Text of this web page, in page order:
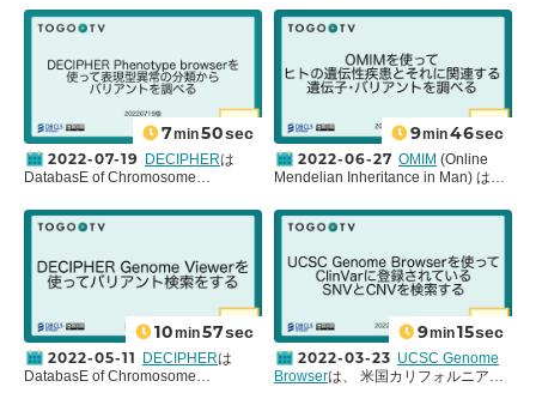
活用することにより既存の手法より
も予測精度が向上しています(
タを掲載 膨大な病原性予測データを
既報の情報とともに検索)。また、
The Genome Aggregation Database
(gnomAD)がバージョン4.0に更新さ
れ、全エクソーム解析を行った個体
数が大幅に増えています。この動画
では､2024年2月に更新された最新版
やデータの見方について紹介します｡
新され、この最新バージョンでは、
「コホート(対象集団)中心」のワー
自のケースセットを構築して分析を
行うことができます。また、新しい
コードの閲覧方法、そして公開デー
タのダウンロード方法について説明
(欧州バイオインフォマティクス研究
所) で開発、維持されている、
るバリアントの影響を予測するツー
ルです。今回は、ClinVar(ヒトゲノ
の情報を収集し、自由に利用できる
アーカイブ)で見つけたバリアントを
VEPで検索するという例を想定し
て、Variant IdentifiersとHGVS
す。なお、本動画は、Ensembl公式
Twitterの内容
化的保存性とタンパク質立体構造を
考慮したアミノ酸置換の影響予測を
行うプログラムです。遺伝子のバリ
アントが発現されたタンパク質の機
能に影響するかどうかをin silicoで予
(nonsynonymous) バリアントのみ検
索を行うことができます。
PolyPhen-2はデータベースに
UniProtKB の配列を使用しているこ
ことが推奨されています。今回は、
ALDH2遺伝子にある
します。
7min50sec
2022-07-19 DECIPHERは
DatabasE of Chromosome
Humans using Ensembl Resources
の略で、染色体不均衡と疾患との関
す。このデータベースでは、正確な
ゲノム位置と過去に報告されている
に人間の発達に影響を与える希少な
バリアントについての情報が体系的
に理解できます。DECIPHERでは大
きく分けて5つの機能(Genome
9min46sec
2022-06-27 OMIM (Online
Mendelian Inheritance in Man) は、
遺伝子･バリアントのデータベースで
す。約26000件ものデータが、
McKusick-Nathans Institute of
Genetic Medicineによって編集・更
がんの約５パーセントを占める、遺
伝的要素の強い家族性乳がんを例
に、その使い方を紹介します。
10min57sec
2022-05-11 DECIPHERは
DatabasE of Chromosome
9min15sec
2022-03-23 UCSC Genome
Browserは、 米国カリフォルニア大